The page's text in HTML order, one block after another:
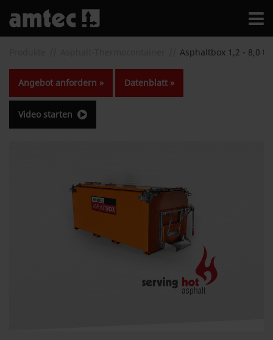
Asphaltbox 1,2 - 8,0 t
Angebot anfordern » Datenblatt »
Video starten